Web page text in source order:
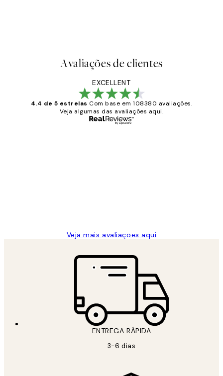
Avaliações de clientes
EXCELLENT
4.4 de 5 estrelas Com base em 108380 avaliações.
Veja algumas das avaliações aqui.
Veja mais avaliações aqui
ENTREGA RÁPIDA
3-6 dias